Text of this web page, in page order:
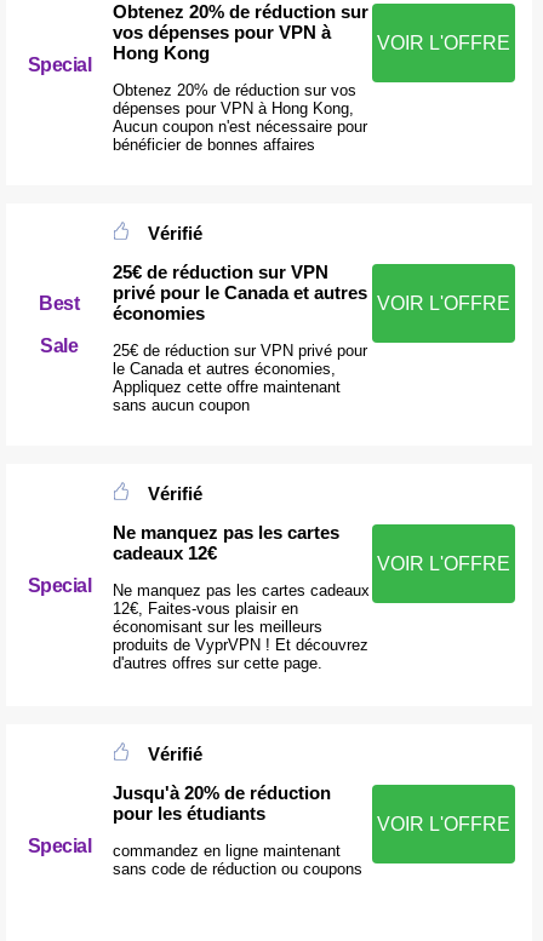
Special
Obtenez 20% de réduction sur
vos dépenses pour VPN à
Hong Kong
Obtenez 20% de réduction sur vos
dépenses pour VPN à Hong Kong,
Aucun coupon n'est nécessaire pour
bénéficier de bonnes affaires
VOIR L'OFFRE
Best
Sale
Vérifié
25€ de réduction sur VPN
privé pour le Canada et autres
économies
25€ de réduction sur VPN privé pour
le Canada et autres économies,
Appliquez cette offre maintenant
sans aucun coupon
VOIR L'OFFRE
Special
Vérifié
Ne manquez pas les cartes
cadeaux 12€
Ne manquez pas les cartes cadeaux
12€, Faites-vous plaisir en
économisant sur les meilleurs
produits de VyprVPN ! Et découvrez
d'autres offres sur cette page.
VOIR L'OFFRE
Special
Vérifié
Jusqu'à 20% de réduction
pour les étudiants
commandez en ligne maintenant
sans code de réduction ou coupons
VOIR L'OFFRE